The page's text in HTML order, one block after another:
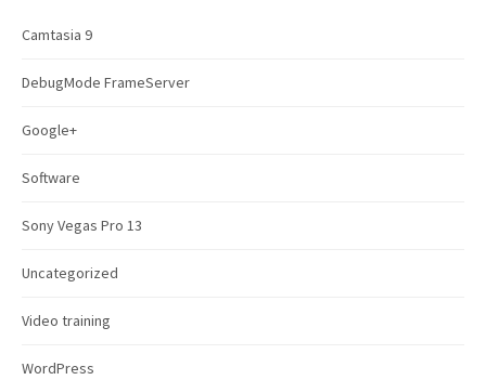
f
r
Camtasia 9
DebugMode FrameServer
Google+
Software
Sony Vegas Pro 13
Uncategorized
Video training
WordPress